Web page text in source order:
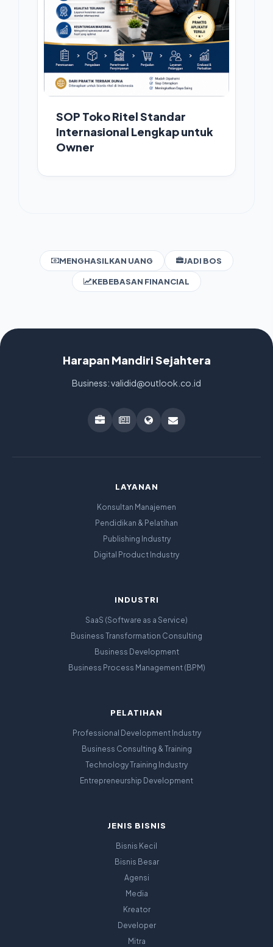
SOP Toko Ritel Standar
Internasional Lengkap untuk
Owner
MENGHASILKAN UANG JADI BOS
KEBEBASAN FINANCIAL
Harapan Mandiri Sejahtera
Business: validid@outlook.co.id
LAYANAN
Konsultan Manajemen
Pendidikan & Pelatihan
Publishing Industry
Digital Product Industry
INDUSTRI
SaaS (Software as a Service)
Business Transformation Consulting
Business Development
Business Process Management (BPM)
PELATIHAN
Professional Development Industry
Business Consulting & Training
Technology Training Industry
Entrepreneurship Development
JENIS BISNIS
Bisnis Kecil
Bisnis Besar
Agensi
Media
Kreator
Developer
Mitra